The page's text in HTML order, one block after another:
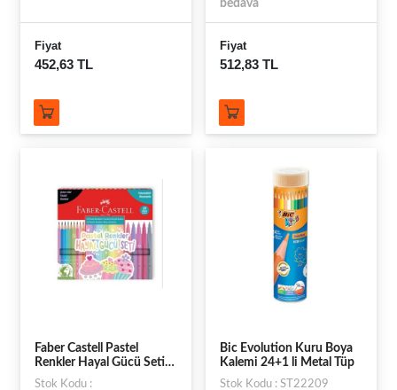
Fiyat
452,63 TL
bedava
Fiyat
512,83 TL
Faber Castell Pastel
Renkler Hayal Gücü Seti
10 Pastel Renk Kuru Boya
Stok Kodu :
Bic Evolution Kuru Boya
Kalemi 24+1 li Metal Tüp
Stok Kodu : ST22209